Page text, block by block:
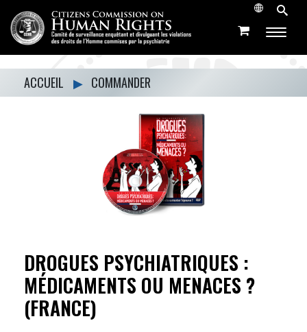
ACCUEIL ▶ COMMANDER
DROGUES PSYCHIATRIQUES :
MÉDICAMENTS OU MENACES ?
(FRANCE)